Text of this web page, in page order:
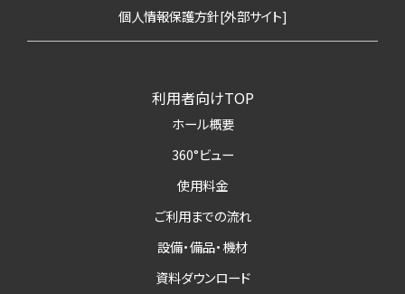
個人情報保護方針[外部サイト]
利用者向けTOP
ホール概要
360°ビュー
使用料金
ご利用までの流れ
設備・備品・機材
資料ダウンロード